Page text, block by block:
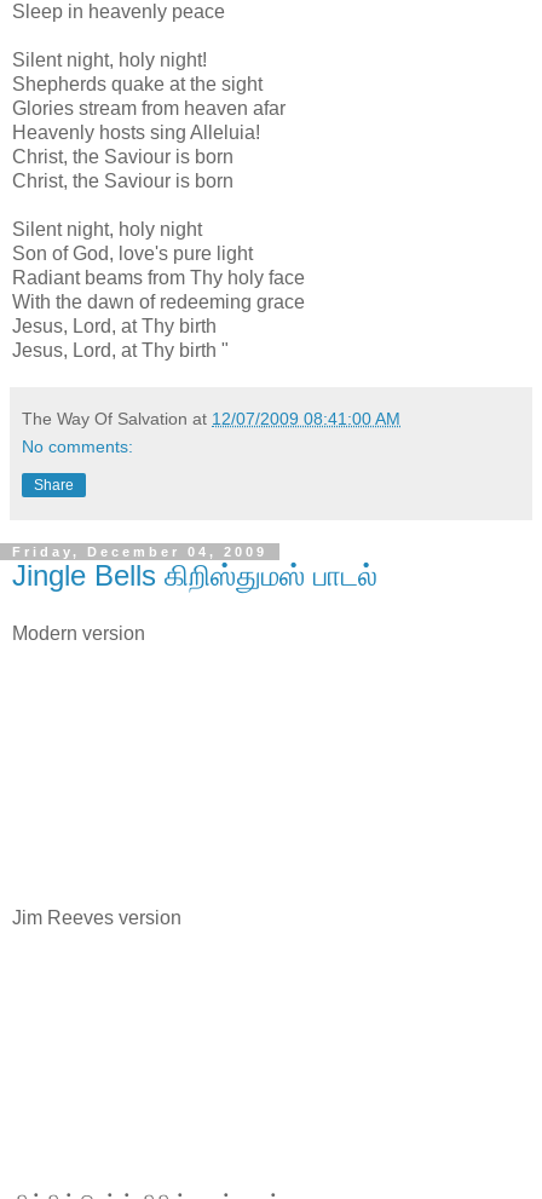
Sleep in heavenly peace
Silent night, holy night!
Shepherds quake at the sight
Glories stream from heaven afar
Heavenly hosts sing Alleluia!
Christ, the Saviour is born
Christ, the Saviour is born
Silent night, holy night
Son of God, love's pure light
Radiant beams from Thy holy face
With the dawn of redeeming grace
Jesus, Lord, at Thy birth
Jesus, Lord, at Thy birth "
The Way Of Salvation at 12/07/2009 08:41:00 AM
No comments:
Share
Friday, December 04, 2009
Jingle Bells கிறிஸ்துமஸ் பாடல்
Modern version
Jim Reeves version